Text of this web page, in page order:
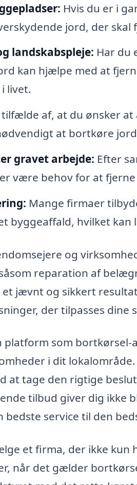
Hvis du er i
jord, der skal
landskabspleje: Har du
kan hjælpe med at
livet.
af, at du ønsker
at bortkøre
gravet arbejde: Efter
være behov for at
Mange firmaer
byggeaffald, hvilket
og
reparation af
jævnt og sikkert
der tilpasses dine
platform som
i dit
at tage den rigtige
tilbud giver dig ikke
bedste service til den
et firma, der ikke kun
når det gælder